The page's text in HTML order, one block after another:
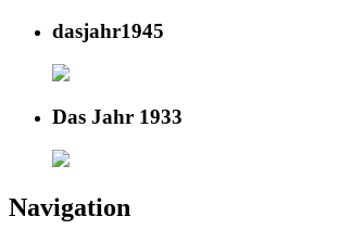
dasjahr1945
Das Jahr 1933
Navigation